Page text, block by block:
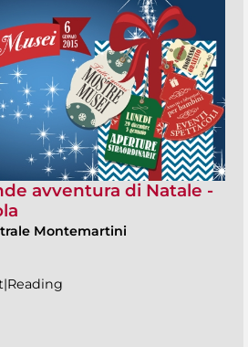
avventura di Natale -
Montemartini